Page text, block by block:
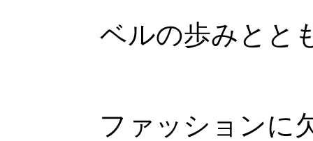
ベルの歩みとと
ファッションに